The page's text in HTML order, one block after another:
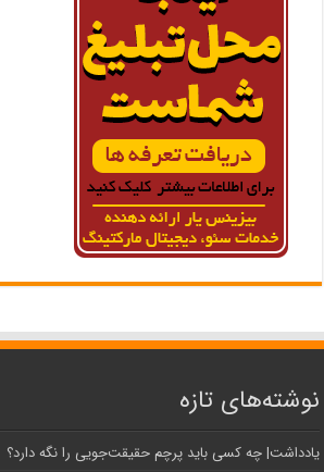
نوشته‌های تازه
یادداشت| ‌چه کسی باید پرچم حقیقت‌جویی را نگه دارد؟